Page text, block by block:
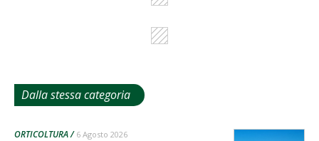
Dalla stessa categoria
ORTICOLTURA 6 Agosto 2026